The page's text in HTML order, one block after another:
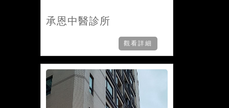
承恩中醫診所
觀看詳細